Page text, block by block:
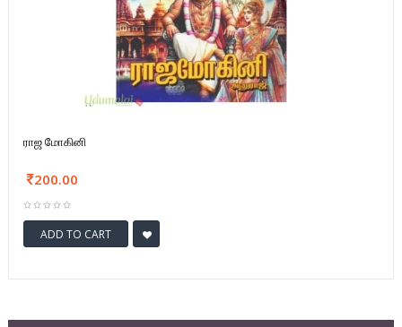
ராஜ மோகினி
200.00
ADD TO CART